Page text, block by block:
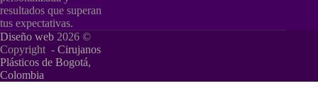
resultados que superan
tus expectativas.
Diseño web 2026 ©
Copyright - Cirujanos
Plásticos de Bogotá,
Colombia